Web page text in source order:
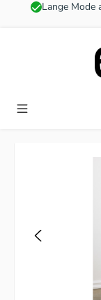
Zum HauptinhaltLange Mode